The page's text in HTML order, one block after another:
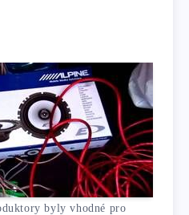
byly vhodné pro